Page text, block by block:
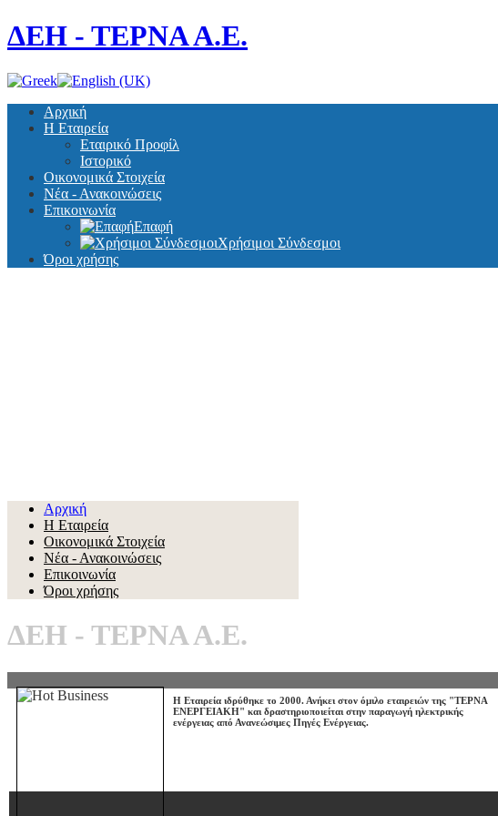
ΔΕΗ - ΤΕΡΝΑ Α.Ε.
Αρχική
Η Εταιρεία
Εταιρικό Προφίλ
Ιστορικό
Οικονομικά Στοιχεία
Νέα - Ανακοινώσεις
Επικοινωνία
Επαφή
Χρήσιμοι Σύνδεσμοι
Όροι χρήσης
Αρχική
Η Εταιρεία
Οικονομικά Στοιχεία
Νέα - Ανακοινώσεις
Επικοινωνία
Όροι χρήσης
ΔΕΗ - ΤΕΡΝΑ Α.Ε.
Η Εταιρεία ιδρύθηκε το 2000. Ανήκει στον όμιλο εταιρειών της "ΤΕΡΝΑ
ΕΝΕΡΓΕΙΑΚΗ" και δραστηριοποιείται στην παραγωγή ηλεκτρικής
ενέργειας από Ανανεώσιμες Πηγές Ενέργειας.